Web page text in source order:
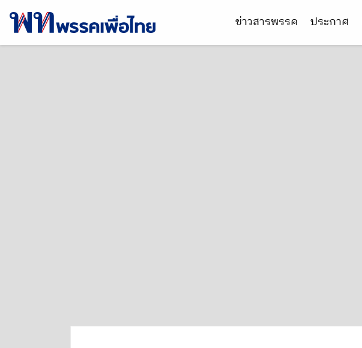
ข่าวสารพรรค ประกาศ